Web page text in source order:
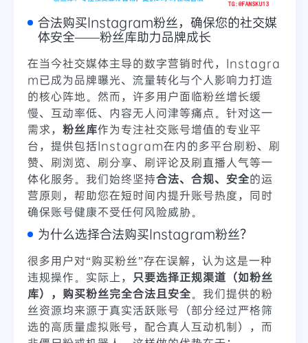
合法购买Instagram粉丝，确保您的社交媒
体安全——粉丝库助力品牌成长
在当今社交媒体主导的数字营销时代，Instagra
m已成为品牌曝光、流量转化与个人影响力打造
的核心阵地。然而，许多用户面临粉丝增长缓
慢、互动率低、内容无人问津等痛点。针对这一
需求， 粉丝库作为专注社交账号增值的专业平
台，提供包括Instagram在内的多平台刷粉、刷
赞、刷浏览、刷分享、刷评论及刷直播人气等一
体化服务。我们始终坚持合法、合规、安全的运
营原则，帮助您在短时间内提升账号热度，同时
确保账号健康不受任何风险威胁。
为什么选择合法购买Instagram粉丝？
很多用户对“购买粉丝”存在误解，认为这是一种
违规操作。实际上， 只要选择正规渠道（如粉丝
库），购买粉丝完全合法且安全。我们提供的粉
丝资源均来源于真实活跃账号（部分经过严格筛
选的高质量虚拟账号，配合真人互动机制），而